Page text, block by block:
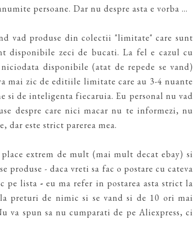
persoane. Dar nu despre asta e vorba ...
vad produse din colectii "limitate" care sunt
disponibile zeci de bucati. La fel e cazul cu
disponibile (atat de repede se vand)
mai zic de editiile limitate care au 3-4 nuante
si de inteligenta fiecaruia. Eu personal nu vad
despre care nici macar nu te informezi, nu
dar este strict parerea mea.
extrem de mult (mai mult decat ebay) si
produse - daca vreti sa fac o postare cu cateva
pe lista -eu ma refer in postarea asta strict la
preturi de nimic si se vand si de 10 ori mai
va spun sa nu cumparati de pe Aliexpress, ci